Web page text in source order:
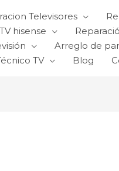
Televisores
hisense
Arreglo de
TV Blog